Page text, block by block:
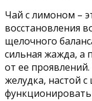
Чай с лимоном –
восстановления
щелочного
сильная жажда, а
от ее
желудка, настой